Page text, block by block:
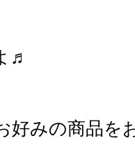
♬
好みの商品を